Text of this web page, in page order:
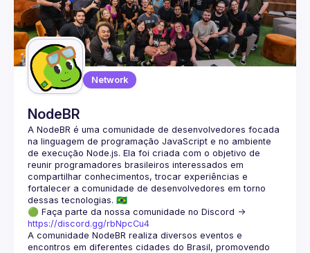
Events
Guilds
Network
NodeBR
A NodeBR é uma comunidade de desenvolvedores focada
na linguagem de programação JavaScript e no ambiente
de execução Node.js. Ela foi criada com o objetivo de
reunir programadores brasileiros interessados em
compartilhar conhecimentos, trocar experiências e
fortalecer a comunidade de desenvolvedores em torno
🟢 Faça parte da nossa comunidade no Discord ->
https://discord.gg/rbNpcCu4
A comunidade NodeBR realiza diversos eventos e
encontros em diferentes cidades do Brasil, promovendo